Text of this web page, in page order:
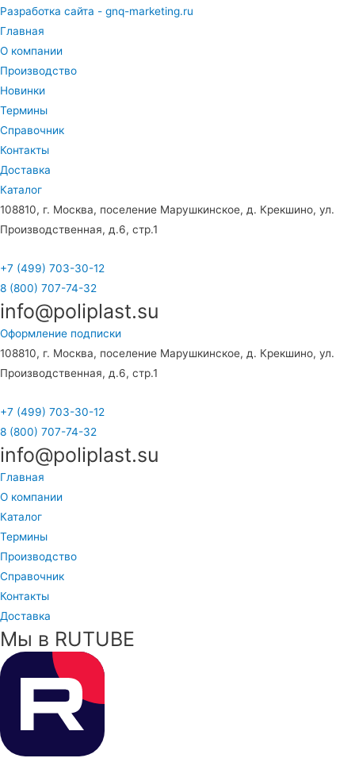
Разработка сайта - gnq-marketing.ru
Главная
О компании
Производство
Новинки
Термины
Справочник
Контакты
Доставка
Каталог
108810, г. Москва, поселение Марушкинское, д. Крекшино, ул.
Производственная, д.6, стр.1
+7 (499) 703-30-12
8 (800) 707-74-32
info@poliplast.su
Оформление подписки
108810, г. Москва, поселение Марушкинское, д. Крекшино, ул.
Производственная, д.6, стр.1
+7 (499) 703-30-12
8 (800) 707-74-32
info@poliplast.su
Главная
О компании
Каталог
Термины
Производство
Справочник
Контакты
Доставка
Мы в RUTUBE